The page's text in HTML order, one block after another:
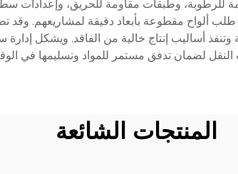
للرطوبة، وطبقات مقاومة للحريق، وإعدادات
ألواح مقطوعة بأبعاد دقيقة لمشاريعهم. وقد
أساليب إنتاج خالية من الفاقد. ويشكل
لضمان تدفق مستمر للمواد وتسليمها في
المنتجات الشائعة